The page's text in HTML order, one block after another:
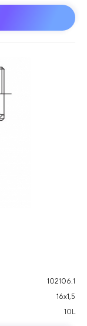
102106.1
16х1,5
10L